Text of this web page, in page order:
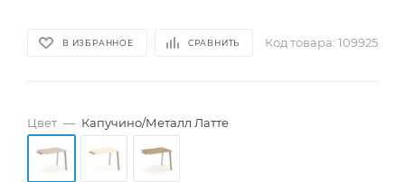
В ИЗБРАННОЕ СРАВНИТЬ Код товара: 109925
Цвет — Капучино/Металл Латте